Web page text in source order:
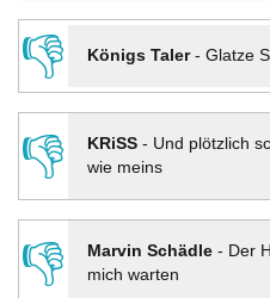
👎
Königs Taler- Glatze
👎
KRiSS- Und plötzlich
wie meins
👎 Marvin Schädle- Der
mich warten